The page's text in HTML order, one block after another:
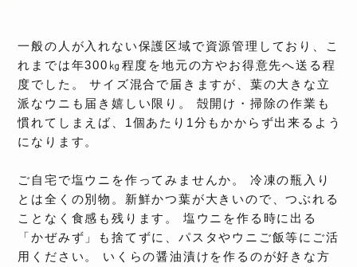
一般の人が入れない保護区域で資源管理しており、こ
れまでは年300㎏程度を地元の方やお得意先へ送る程
度でした。 サイズ混合で届きますが、葉の大きな立
派なウニも届き嬉しい限り。 殻開け・掃除の作業も
慣れてしまえば、1個あたり1分もかからず出来るよう
になります。
ご自宅で塩ウニを作ってみませんか。 冷凍の瓶入り
とは全くの別物。新鮮かつ葉が大きいので、つぶれる
ことなく食感も残ります。 塩ウニを作る時に出る
「かぜみず」も捨てずに、パスタやウニご飯等にご活
用ください。 いくらの醤油漬けを作るのが好きな方